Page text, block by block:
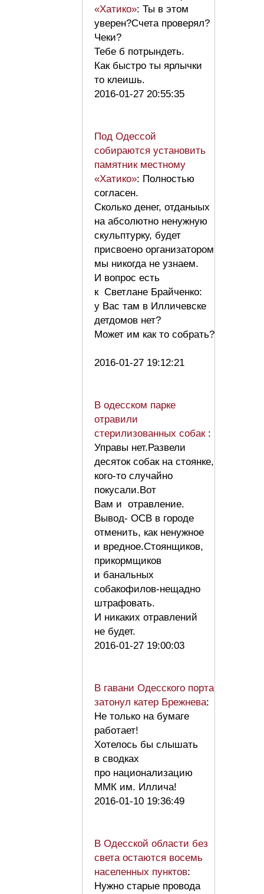
«Хатико»: Ты в этом
уверен?Счета проверял?
Чеки?
Тебе б потрындеть.
Как быстро ты ярлычки
то клеишь.
2016-01-27 20:55:35
Под Одессой
собираются установить
памятник местному
«Хатико»: Полностью
согласен.
Сколько денег, отданыых
на абсолютно ненужную
скульптурку, будет
присвоено организатором
мы никогда не узнаем.
И вопрос есть
к Светлане Брайченко:
у Вас там в Илличевске
детдомов нет?
Может им как то собрать?
2016-01-27 19:12:21
В одесском парке
отравили
стерилизованных собак :
Управы нет.Развели
десяток собак на стоянке,
кого-то случайно
покусали.Вот
Вам и отравление.
Вывод- ОСВ в городе
отменить, как ненужное
и вредное.Стоянщиков,
прикормщиков
и банальных
собакофилов-нещадно
штрафовать.
И никаких отравлений
не будет.
2016-01-27 19:00:03
В гавани Одесского порта
затонул катер Брежнева:
Не только на бумаге
работает!
Хотелось бы слышать
в сводках
про национализацию
ММК им. Иллича!
2016-01-10 19:36:49
В Одесской области без
света остаются восемь
населенных пунктов:
Нужно старые провода